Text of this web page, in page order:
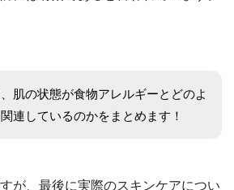
肌の状態が食物アレルギーとどのよ
連しているのかをまとめます！
が、最後に実際のスキンケアについ